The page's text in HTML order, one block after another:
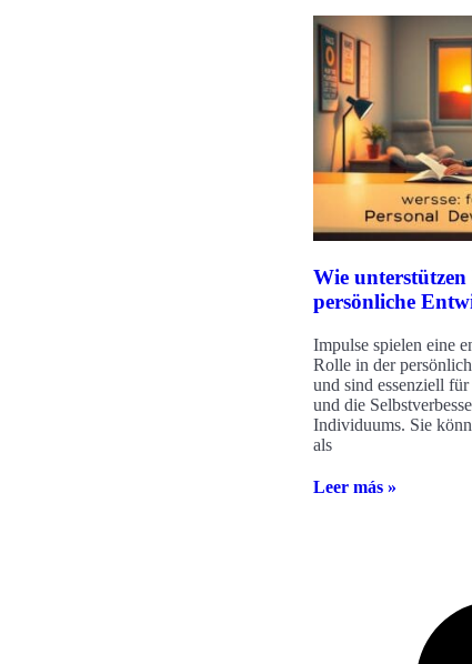
Wie
persönliche
Impulse spielen eine
Rolle in der
und sind essenziell
und die
Individuums. Sie
als
Leer más »